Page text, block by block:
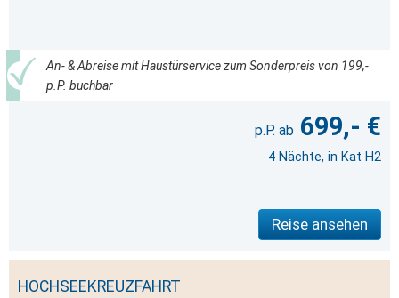
An- & Abreise mit Haustürservice zum Sonderpreis von 199,-
p.P. buchbar
699,- €
4 Nächte, in Kat H2
Reise ansehen
HOCHSEEKREUZFAHRT